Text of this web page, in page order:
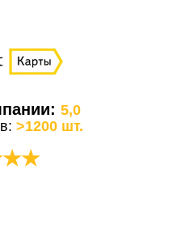
5,0
>1200 шт.